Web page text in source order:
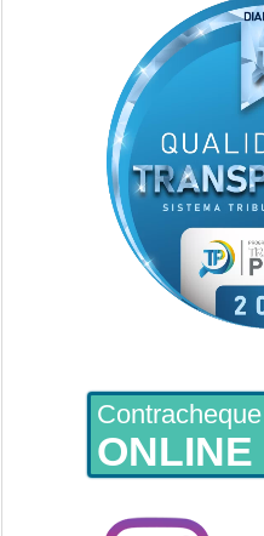
Contracheque
ONLINE